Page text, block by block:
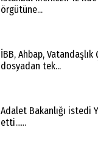
örgütüne...
İBB, Ahbap, Vatandaşlık
dosyadan tek...
Adalet Bakanlığı istedi
etti......